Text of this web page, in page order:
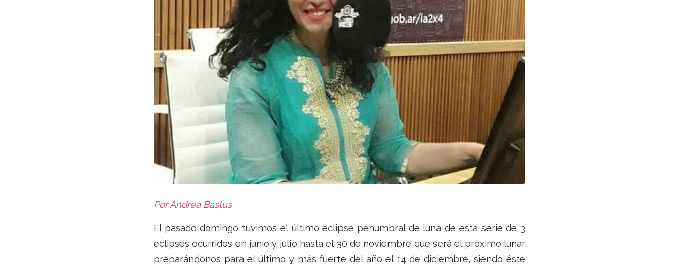
Por Andrea Bastus
El pasado domingo tuvimos el último eclipse penumbral de luna de esta serie de 3
eclipses ocurridos en junio y julio hasta el 30 de noviembre que será el próximo lunar
preparándonos para el último y más fuerte del año el 14 de diciembre, siendo éste